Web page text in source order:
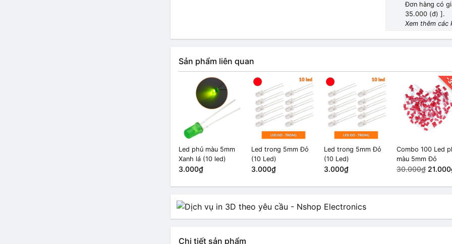
Đơn hàng có
35.000 (đ) ].
Xem thêm các
Sản phẩm liên quan
Led phủ màu 5mm
Xanh lá (10 led)
3.000₫
Led trong 5mm Đỏ
(10 Led)
3.000₫
Led trong 5mm Đỏ
(10 Led)
3.000₫
-
Combo 100 Led
màu 5mm Đỏ
30.000₫
Chi tiết sản phẩm